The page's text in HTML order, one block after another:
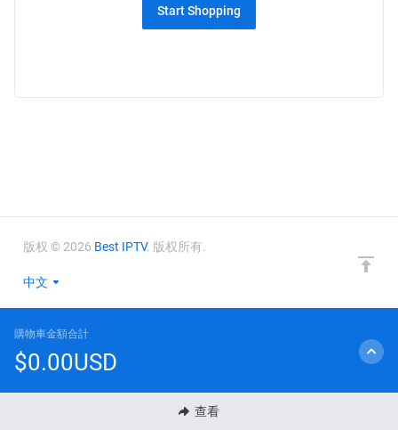
Start Shopping
$0.00USD
購物車金額合計
查看
版权 © 2026 Best IPTV. 版权所有.
中文